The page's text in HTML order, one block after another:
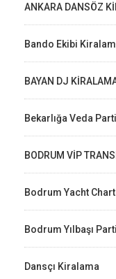
ANKARA DANSÖZ
Bando Ekibi
BAYAN DJ
Bekarlığa Veda
BODRUM VİP
Bodrum Yacht
Bodrum Yılbaşı
Dansçı Kiralama